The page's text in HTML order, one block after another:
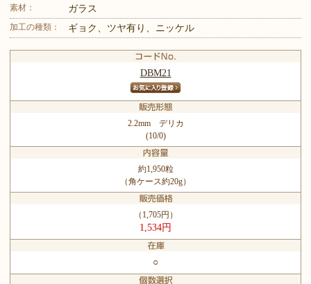
素材： ガラス
加工の種類： ギョク、ツヤ有り、ニッケル
DBM21
2.2mm デリカ
(10/0)
約1,950粒
（角ケース約20g）
（1,705円）
1,534円
○